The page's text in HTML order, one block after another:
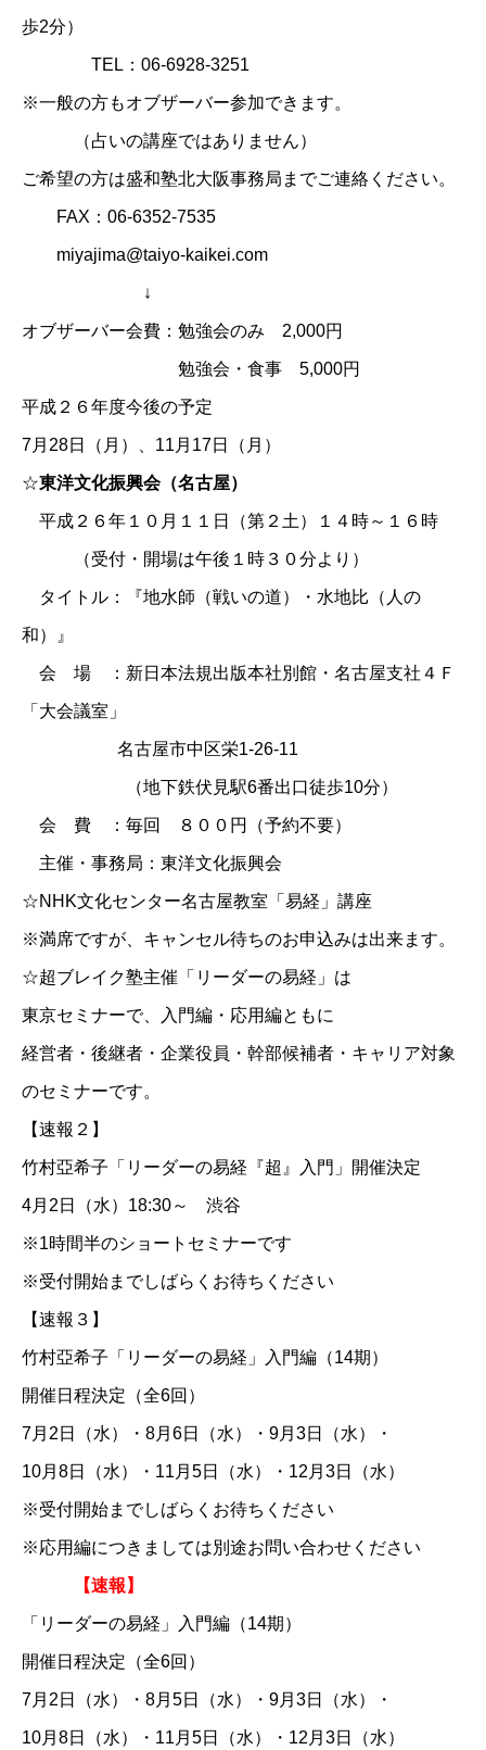
歩2分）
TEL：06-6928-3251
※一般の方もオブザーバー参加できます。
（占いの講座ではありません）
ご希望の方は盛和塾北大阪事務局までご連絡ください。
FAX：06-6352-7535
miyajima@taiyo-kaikei.com
↓
オブザーバー会費：勉強会のみ 2,000円
勉強会・食事 5,000円
平成２６年度今後の予定
7月28日（月）、11月17日（月）
☆東洋文化振興会（名古屋）
平成２６年１０月１１日（第２土）１４時～１６時
（受付・開場は午後１時３０分より）
タイトル：『地水師（戦いの道）・水地比（人の
和）』
会 場 ：新日本法規出版本社別館・名古屋支社４Ｆ
「大会議室」
名古屋市中区栄1-26-11
（地下鉄伏見駅6番出口徒歩10分）
会 費 ：毎回 ８００円（予約不要）
主催・事務局：東洋文化振興会
☆NHK文化センター名古屋教室「易経」講座
※満席ですが、キャンセル待ちのお申込みは出来ます。
☆超ブレイク塾主催「リーダーの易経」は
東京セミナーで、入門編・応用編ともに
経営者・後継者・企業役員・幹部候補者・キャリア対象
のセミナーです。
【速報２】
竹村亞希子「リーダーの易経『超』入門」開催決定
4月2日（水）18:30～ 渋谷
※1時間半のショートセミナーです
※受付開始までしばらくお待ちください
【速報３】
竹村亞希子「リーダーの易経」入門編（14期）
開催日程決定（全6回）
7月2日（水）・8月6日（水）・9月3日（水）・
10月8日（水）・11月5日（水）・12月3日（水）
※受付開始までしばらくお待ちください
※応用編につきましては別途お問い合わせください
【速報】
「リーダーの易経」入門編（14期）
開催日程決定（全6回）
7月2日（水）・8月5日（水）・9月3日（水）・
10月8日（水）・11月5日（水）・12月3日（水）